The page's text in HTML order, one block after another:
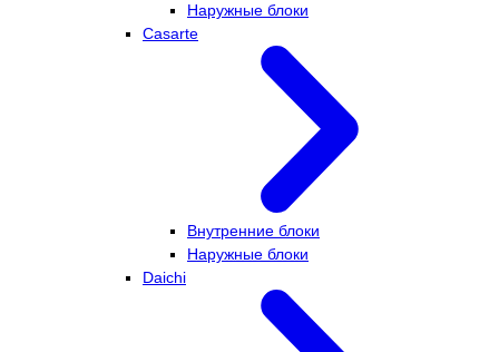
Наружные блоки
Casarte
Внутренние блоки
Наружные блоки
Daichi